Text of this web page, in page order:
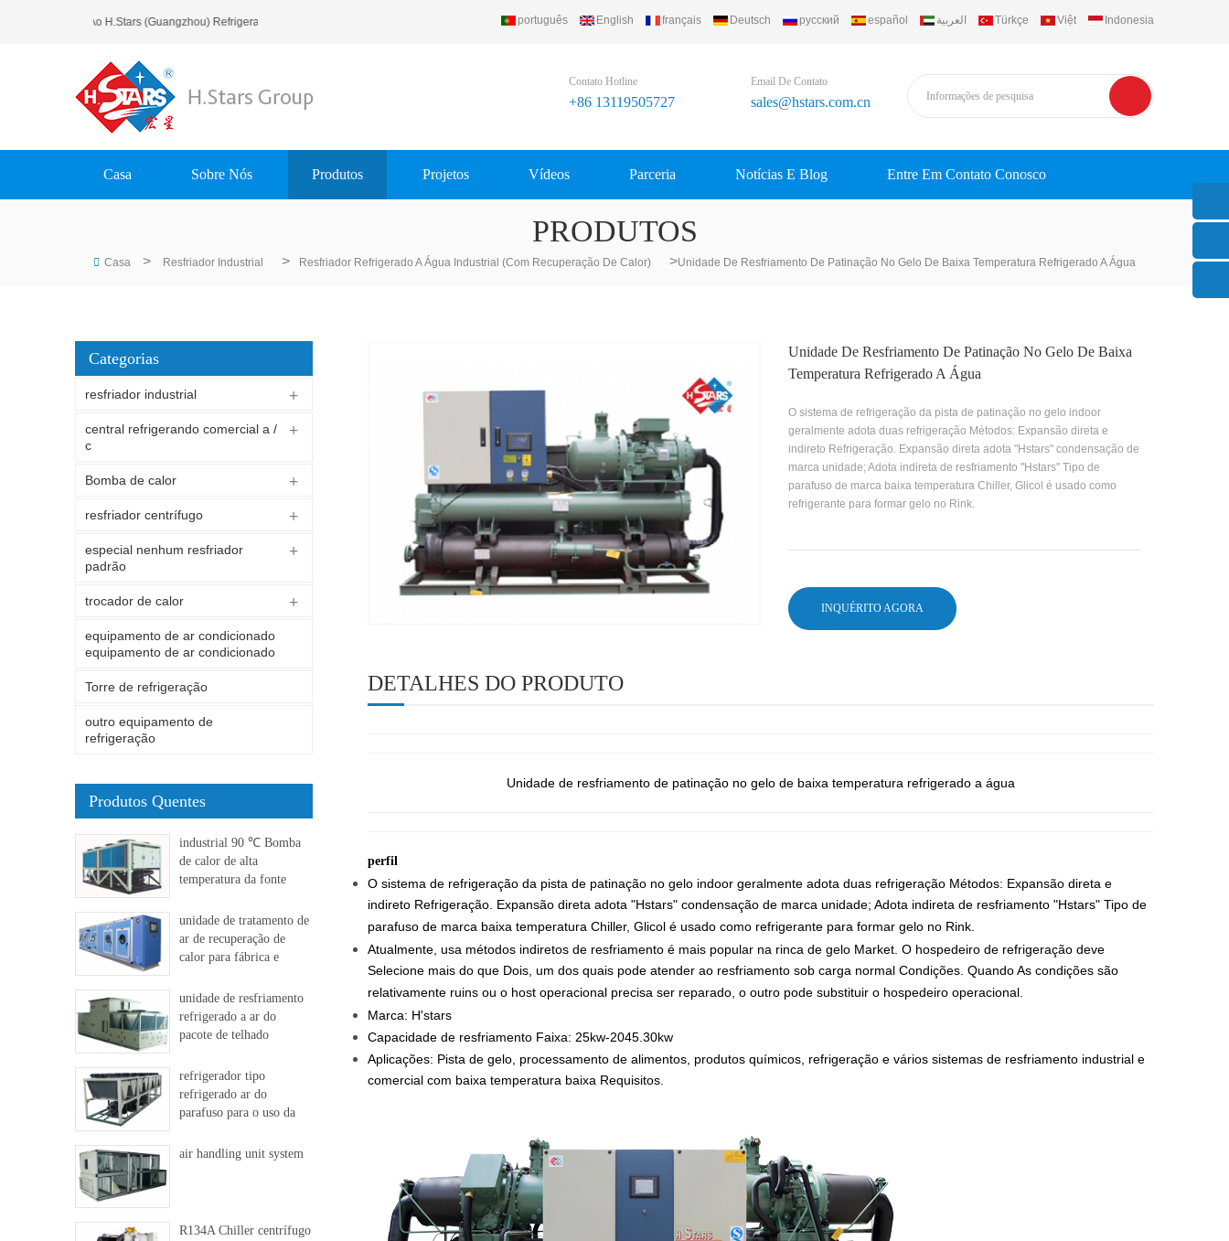
Bem-Vindo Ao H.Stars (Guangzhou) Refrigerating Equipment Group Ltd.. português English français Deutsch русский español العربية Türkçe Việt Indonesia
Contato Hotline
+86 13119505727
Email De Contato
sales@hstars.com.cn
Casa Sobre Nós Produtos Projetos Vídeos Parceria Notícias E Blog Entre Em Contato Conosco
PRODUTOS
Casa > Resfriador Industrial > Resfriador Refrigerado A Água Industrial (com Recuperação De Calor) >Unidade De Resfriamento De Patinação No Gelo De Baixa Temperatura Refrigerado A Água
Unidade De Resfriamento De Patinação No Gelo De Baixa
Temperatura Refrigerado A Água
O sistema de refrigeração da pista de patinação no gelo indoor
geralmente adota duas refrigeração Métodos: Expansão direta e
indireto Refrigeração. Expansão direta adota "Hstars" condensação de
marca unidade; Adota indireta de resfriamento "Hstars" Tipo de
parafuso de marca baixa temperatura Chiller, Glicol é usado como
refrigerante para formar gelo no Rink.
INQUÉRITO AGORA
DETALHES DO PRODUTO
Unidade de resfriamento de patinação no gelo de baixa temperatura refrigerado a água
perfil
O sistema de refrigeração da pista de patinação no gelo indoor geralmente adota duas refrigeração Métodos: Expansão direta e
indireto Refrigeração. Expansão direta adota "Hstars" condensação de marca unidade; Adota indireta de resfriamento "Hstars" Tipo de
parafuso de marca baixa temperatura Chiller, Glicol é usado como refrigerante para formar gelo no Rink.
Atualmente, usa métodos indiretos de resfriamento é mais popular na rinca de gelo Market. O hospedeiro de refrigeração deve
Selecione mais do que Dois, um dos quais pode atender ao resfriamento sob carga normal Condições. Quando As condições são
relativamente ruins ou o host operacional precisa ser reparado, o outro pode substituir o hospedeiro operacional.
Marca: H'stars
Capacidade de resfriamento Faixa: 25kw-2045.30kw
Aplicações: Pista de gelo, processamento de alimentos, produtos químicos, refrigeração e vários sistemas de resfriamento industrial e
comercial com baixa temperatura baixa Requisitos.
Categorias
resfriador industrial
central refrigerando comercial a /
c
Bomba de calor
resfriador centrífugo
especial nenhum resfriador
padrão
trocador de calor
equipamento de ar condicionado
equipamento de ar condicionado
Torre de refrigeração
outro equipamento de
refrigeração
Produtos Quentes
industrial 90 ℃ Bomba
de calor de alta
temperatura da fonte
unidade de tratamento de
ar de recuperação de
calor para fábrica e
unidade de resfriamento
refrigerado a ar do
pacote de telhado
refrigerador tipo
refrigerado ar do
parafuso para o uso da
air handling unit system
R134A Chiller centrífugo